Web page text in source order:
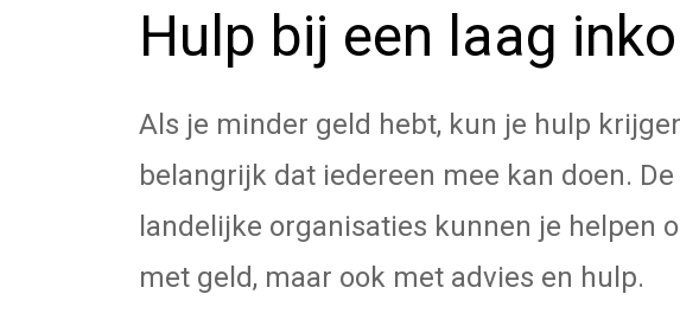
Hulp bij een laag
Als je minder geld hebt, kun je hulp
belangrijk dat iedereen mee kan doen.
landelijke organisaties kunnen je helpen
met geld, maar ook met advies en hulp.